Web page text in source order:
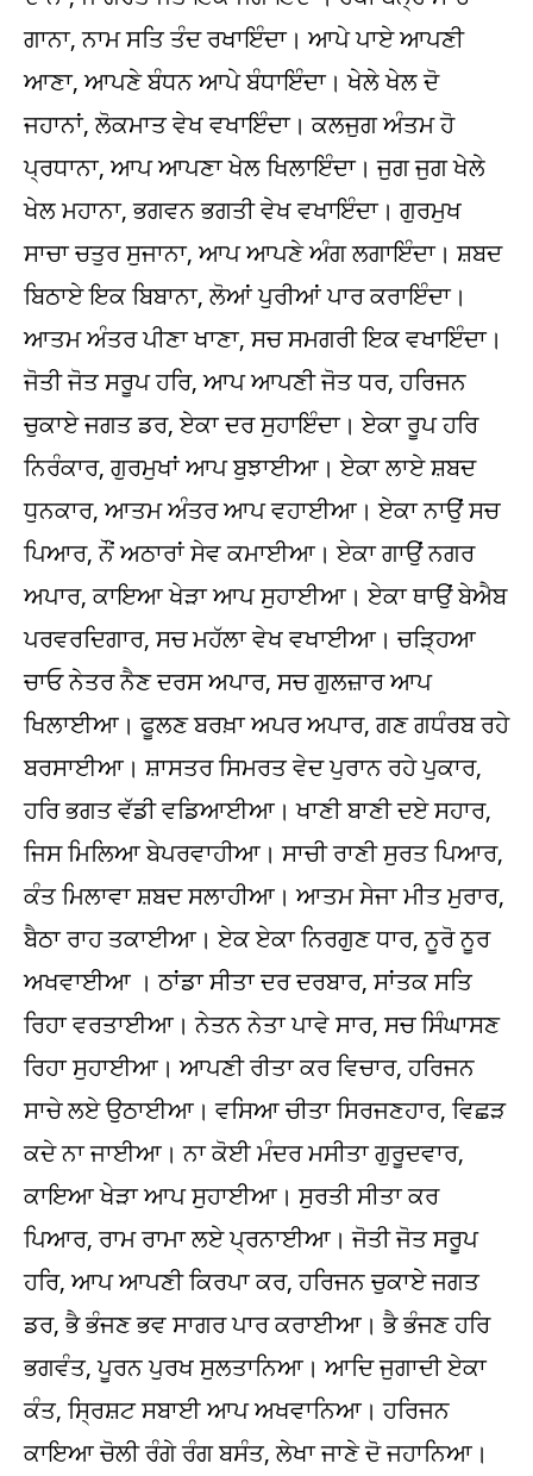
ਗਾਨਾ, ਨਾਮ ਸਤਿ ਤੰਦ ਰਖਾਇੰਦਾ। ਆਪੇ ਪਾਏ ਆਪਣੀ
ਆਣਾ, ਆਪਣੇ ਬੰਧਨ ਆਪੇ ਬੰਧਾਇੰਦਾ। ਖੇਲੇ ਖੇਲ ਦੋ
ਜਹਾਨਾਂ, ਲੋਕਮਾਤ ਵੇਖ ਵਖਾਇੰਦਾ। ਕਲਜੁਗ ਅੰਤਮ ਹੋ
ਪ੍ਰਧਾਨਾ, ਆਪ ਆਪਣਾ ਖੇਲ ਖਿਲਾਇੰਦਾ। ਜੁਗ ਜੁਗ ਖੇਲੇ
ਖੇਲ ਮਹਾਨਾ, ਭਗਵਨ ਭਗਤੀ ਵੇਖ ਵਖਾਇੰਦਾ। ਗੁਰਮੁਖ
ਸਾਚਾ ਚਤੁਰ ਸੁਜਾਨਾ, ਆਪ ਆਪਣੇ ਅੰਗ ਲਗਾਇੰਦਾ। ਸ਼ਬਦ
ਬਿਠਾਏ ਇਕ ਬਿਬਾਨਾ, ਲੋਆਂ ਪੁਰੀਆਂ ਪਾਰ ਕਰਾਇੰਦਾ।
ਆਤਮ ਅੰਤਰ ਪੀਣਾ ਖਾਣਾ, ਸਚ ਸਮਗਰੀ ਇਕ ਵਖਾਇੰਦਾ।
ਜੋਤੀ ਜੋਤ ਸਰੂਪ ਹਰਿ, ਆਪ ਆਪਣੀ ਜੋਤ ਧਰ, ਹਰਿਜਨ
ਚੁਕਾਏ ਜਗਤ ਡਰ, ਏਕਾ ਦਰ ਸੁਹਾਇੰਦਾ। ਏਕਾ ਰੂਪ ਹਰਿ
ਨਿਰੰਕਾਰ, ਗੁਰਮੁਖਾਂ ਆਪ ਬੁਝਾਈਆ। ਏਕਾ ਲਾਏ ਸ਼ਬਦ
ਧੁਨਕਾਰ, ਆਤਮ ਅੰਤਰ ਆਪ ਵਹਾਈਆ। ਏਕਾ ਨਾਉਂ ਸਚ
ਪਿਆਰ, ਨੌਂ ਅਠਾਰਾਂ ਸੇਵ ਕਮਾਈਆ। ਏਕਾ ਗਾਉਂ ਨਗਰ
ਅਪਾਰ, ਕਾਇਆ ਖੇੜਾ ਆਪ ਸੁਹਾਈਆ। ਏਕਾ ਥਾਉਂ ਬੇਐਬ
ਪਰਵਰਦਿਗਾਰ, ਸਚ ਮਹੱਲਾ ਵੇਖ ਵਖਾਈਆ। ਚੜ੍ਹਿਆ
ਚਾਓ ਨੇਤਰ ਨੈਣ ਦਰਸ ਅਪਾਰ, ਸਚ ਗੁਲਜ਼ਾਰ ਆਪ
ਖਿਲਾਈਆ। ਫੂਲਣ ਬਰਖ਼ਾ ਅਪਰ ਅਪਾਰ, ਗਣ ਗਧੰਰਬ ਰਹੇ
ਬਰਸਾਈਆ। ਸ਼ਾਸਤਰ ਸਿਮਰਤ ਵੇਦ ਪੁਰਾਨ ਰਹੇ ਪੁਕਾਰ,
ਹਰਿ ਭਗਤ ਵੱਡੀ ਵਡਿਆਈਆ। ਖਾਣੀ ਬਾਣੀ ਦਏ ਸਹਾਰ,
ਜਿਸ ਮਿਲਿਆ ਬੇਪਰਵਾਹੀਆ। ਸਾਚੀ ਰਾਣੀ ਸੁਰਤ ਪਿਆਰ,
ਕੰਤ ਮਿਲਾਵਾ ਸ਼ਬਦ ਸਲਾਹੀਆ। ਆਤਮ ਸੇਜਾ ਮੀਤ ਮੁਰਾਰ,
ਬੈਠਾ ਰਾਹ ਤਕਾਈਆ। ਏਕ ਏਕਾ ਨਿਰਗੁਣ ਧਾਰ, ਨੂਰੋ ਨੂਰ
ਅਖਵਾਈਆ । ਠਾਂਡਾ ਸੀਤਾ ਦਰ ਦਰਬਾਰ, ਸਾਂਤਕ ਸਤਿ
ਰਿਹਾ ਵਰਤਾਈਆ। ਨੇਤਨ ਨੇਤਾ ਪਾਵੇ ਸਾਰ, ਸਚ ਸਿੰਘਾਸਣ
ਰਿਹਾ ਸੁਹਾਈਆ। ਆਪਣੀ ਰੀਤਾ ਕਰ ਵਿਚਾਰ, ਹਰਿਜਨ
ਸਾਚੇ ਲਏ ਉਠਾਈਆ। ਵਸਿਆ ਚੀਤਾ ਸਿਰਜਣਹਾਰ, ਵਿਛੜ
ਕਦੇ ਨਾ ਜਾਈਆ। ਨਾ ਕੋਈ ਮੰਦਰ ਮਸੀਤਾ ਗੁਰੂਦਵਾਰ,
ਕਾਇਆ ਖੇੜਾ ਆਪ ਸੁਹਾਈਆ। ਸੁਰਤੀ ਸੀਤਾ ਕਰ
ਪਿਆਰ, ਰਾਮ ਰਾਮਾ ਲਏ ਪ੍ਰਨਾਈਆ। ਜੋਤੀ ਜੋਤ ਸਰੂਪ
ਹਰਿ, ਆਪ ਆਪਣੀ ਕਿਰਪਾ ਕਰ, ਹਰਿਜਨ ਚੁਕਾਏ ਜਗਤ
ਡਰ, ਭੈ ਭੰਜਣ ਭਵ ਸਾਗਰ ਪਾਰ ਕਰਾਈਆ। ਭੈ ਭੰਜਣ ਹਰਿ
ਭਗਵੰਤ, ਪੂਰਨ ਪੁਰਖ ਸੁਲਤਾਨਿਆ। ਆਦਿ ਜੁਗਾਦੀ ਏਕਾ
ਕੰਤ, ਸ੍ਰਿਸ਼ਟ ਸਬਾਈ ਆਪ ਅਖਵਾਨਿਆ। ਹਰਿਜਨ
ਕਾਇਆ ਚੋਲੀ ਰੰਗੇ ਰੰਗ ਬਸੰਤ, ਲੇਖਾ ਜਾਣੇ ਦੋ ਜਹਾਨਿਆ।